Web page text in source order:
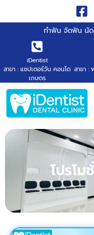
ทำฟัน จัดฟัน นัด
iDentist
สาขา : แชปเตอร์วัน คอนโด
เกษตร
สาขา :
โปรโ